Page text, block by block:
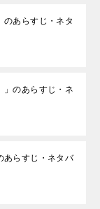
のあらすじ・ネタ
」のあらすじ・ネ
あらすじ・ネタバ